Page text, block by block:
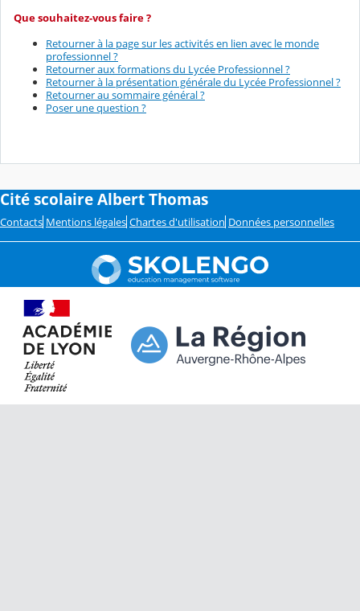
Que souhaitez-vous faire ?
Retourner à la page sur les activités en lien avec le monde
professionnel ?
Retourner aux formations du Lycée Professionnel ?
Retourner à la présentation générale du Lycée Professionnel ?
Retourner au sommaire général ?
Poser une question ?
Cité scolaire Albert Thomas
Contacts Mentions légales Chartes d'utilisation Données personnelles